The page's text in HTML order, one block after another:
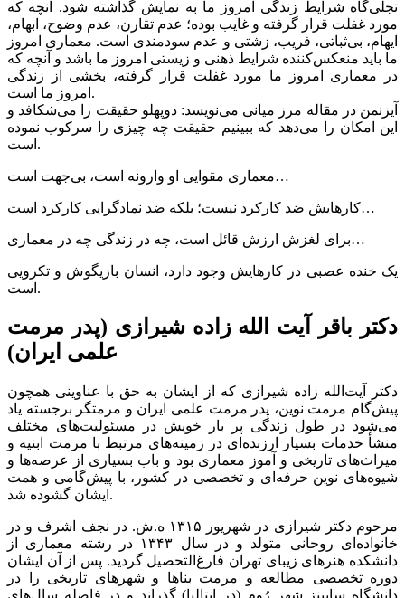
تجلی‌گاه شرایط زندگی امروز ما به نمایش گذاشته شود. آنچه که
مورد غفلت قرار گرفته و غایب بوده؛ عدم تقارن، عدم وضوح، ابهام،
ایهام، بی‌ثباتی، فریب، زشتی و عدم سودمندی است. معماری امروز
ما باید منعکس‌کننده شرایط ذهنی و زیستی امروز ما باشد و آنچه که
در معماری امروز ما مورد غفلت قرار گرفته، بخشی از زندگی
امروز ما است.
آیزنمن در مقاله مرز میانی می‌نویسد: دوپهلو حقیقت را می‌شکافد و
این امکان را می‌دهد که ببینیم حقیقت چه چیزی را سرکوب نموده
است.
معماری مقوایی او وارونه است، بی‌جهت است…
کارهایش ضد کارکرد نیست؛ بلکه ضد نمادگرایی کارکرد است…
برای لغزش ارزش قائل است، چه در زندگی چه در معماری…
یک خنده عصبی در کارهایش وجود دارد، انسان بازیگوش و تکرویی
است.
دکتر باقر آیت الله زاده شیرازی (پدر مرمت
علمی ایران)
دکتر آیت‌الله زاده شیرازی که از ایشان به حق با عناوینی همچون
پیش‌گام مرمت نوین، پدر مرمت علمی ایران و مرمتگر برجسته یاد
می‌شود در طول زندگی پر بار خویش در مسئولیت‌های مختلف
منشأ خدمات بسیار ارزنده‌ای در زمینه‌های مرتبط با مرمت ابنیه و
میراث‌های تاریخی و آموز معماری بود و باب بسیاری از عرصه‌ها و
شیوه‌های نوین حرفه‌ای و تخصصی در کشور، با پیش‌گامی و همت
ایشان گشوده شد.
مرحوم دکتر شیرازی در شهریور ۱۳۱۵ ه.ش. در نجف اشرف و در
خانواده‌ای روحانی متولد و در سال ۱۳۴۳ در رشته معماری از
دانشکده هنرهای زیبای تهران فارغ‌التحصیل گردید. پس از آن ایشان
دوره تخصصی مطالعه و مرمت بناها و شهرهای تاریخی را در